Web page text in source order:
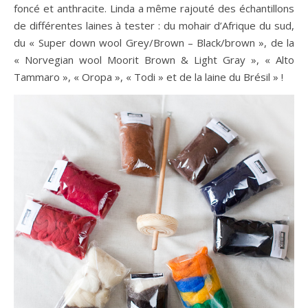
foncé et anthracite. Linda a même rajouté des échantillons
de différentes laines à tester : du mohair d’Afrique du sud,
du « Super down wool Grey/Brown – Black/brown », de la
« Norvegian wool Moorit Brown & Light Gray », « Alto
Tammaro », « Oropa », « Todi » et de la laine du Brésil » !